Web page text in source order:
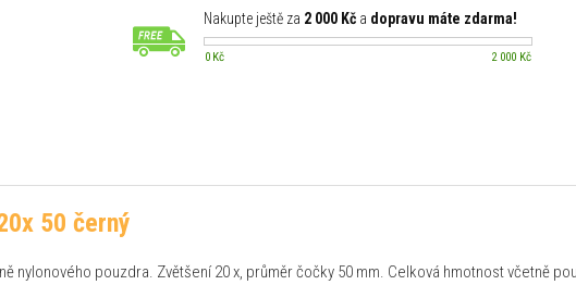
Nakupte ještě za 2 000 Kča dopravu máte zdarma!
0 Kč 2 000 Kč
50 černý
nylonového pouzdra. Zvětšení 20 x, průměr čočky 50 mm. Celková hmotnost včetně